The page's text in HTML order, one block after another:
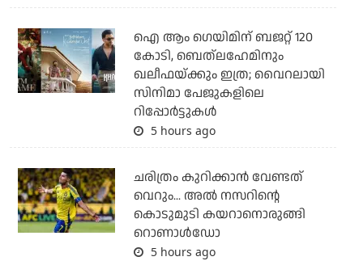
ഐ ആം ഗെയിമിന് ബജറ്റ് 120
കോടി, ബെത്‌ലഹേമിനും
ഖലീഫയ്ക്കും ഇത്ര; വൈറലായി
സിനിമാ പേജുകളിലെ
റിപ്പോര്‍ട്ടുകള്‍
5 hours ago
ചരിത്രം കുറിക്കാന്‍ വേണ്ടത്
വെറും... അല്‍ നസറിന്റെ
കൊടുമുടി കയറാനൊരുങ്ങി
റൊണാള്‍ഡോ
5 hours ago